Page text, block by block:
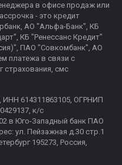
в офисе продаж или
- это кредит
АО "Альфа-Банк", КБ
КБ "Ренессанс Кредит"
ПАО "Совкомбанк", АО
платежа в связи с
страхования, смс
614311863105, ОГРНИП
к/с
в Юго-Западный банк ПАО
ул. Пейзажная д.30 стр.1
195273, Россия,